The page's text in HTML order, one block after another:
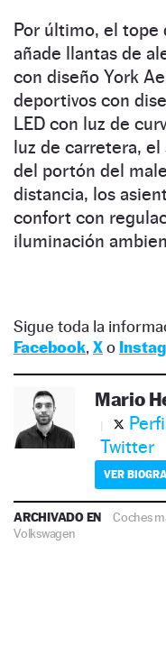
Por último, el tope
añade llantas de
con diseño York
deportivos con
LED con luz de
luz de carretera,
del portón del
distancia, los
confort con
iluminación
Sigue toda la
Facebook, Xo
Mario
Twitter
VER
ARCHIVADO EN Coches
Volkswagen